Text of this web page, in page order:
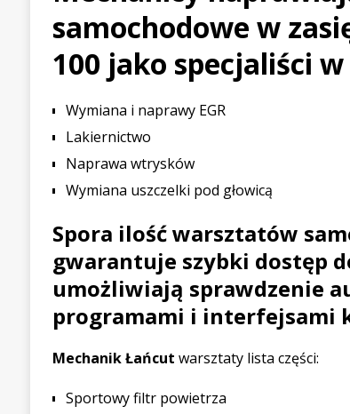
[ 21 lipca 2026 ]
WYŚCIGOWE
[ 30 lipca 2026 ]
samochodowe w
100 jako specjaliści w
Wymiana i naprawy EGR
Lakiernictwo
Naprawa wtrysków
Wymiana uszczelki pod głowicą
Spora ilość warsztatów
gwarantuje szybki dostęp
umożliwiają sprawdzenie
programami i interfejsami
Mechanik Łańcut warsztaty lista części:
Sportowy filtr powietrza